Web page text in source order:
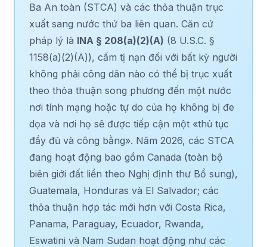
Ba An toàn (STCA) và các thỏa thuận trục
xuất sang nước thứ ba liên quan. Căn cứ
pháp lý là INA § 208(a)(2)(A) (8 U.S.C. §
1158(a)(2)(A)), cấm tị nạn đối với bất kỳ người
không phải công dân nào có thể bị trục xuất
theo thỏa thuận song phương đến một nước
nơi tính mạng hoặc tự do của họ không bị đe
dọa và nơi họ sẽ được tiếp cận một «thủ tục
đầy đủ và công bằng». Năm 2026, các STCA
đang hoạt động bao gồm Canada (toàn bộ
biên giới đất liền theo Nghị định thư Bổ sung),
Guatemala, Honduras và El Salvador; các
thỏa thuận hợp tác mới hơn với Costa Rica,
Panama, Paraguay, Ecuador, Rwanda,
Eswatini và Nam Sudan hoạt động như các